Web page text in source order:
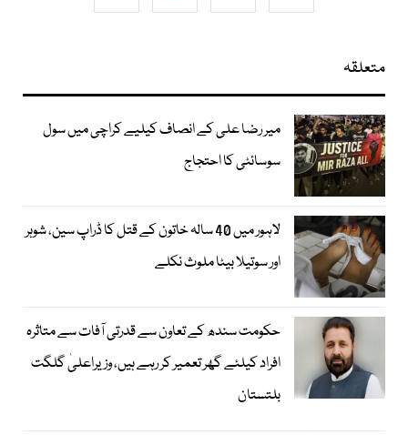
متعلقہ
میر رضا علی کے انصاف کیلیے کراچی میں سول
سوسائٹی کا احتجاج
لاہور میں 40 سالہ خاتون کے قتل کا ڈراپ سین، شوہر
اور سوتیلا بیٹا ملوث نکلے
حکومت سندھ کے تعاون سے قدرتی آفات سے متاثرہ
افراد کیلئے گھر تعمیر کر رہے ہیں، وزیراعلیٰ گلگت
بلتستان